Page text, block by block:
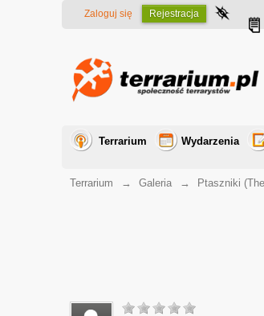
Zaloguj się Rejestracja
Terrarium Wydarzenia
Terrarium
→ Galeria → Ptaszniki